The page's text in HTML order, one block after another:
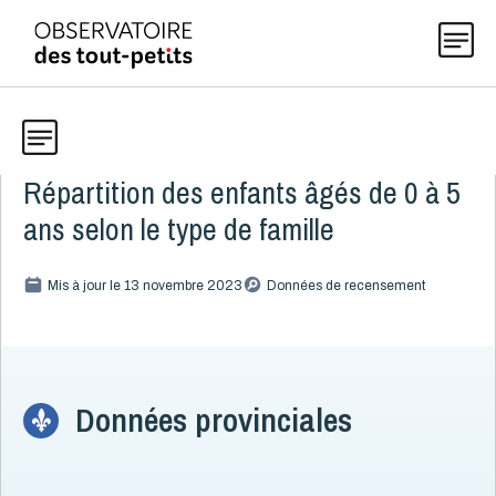
Thématiques
Explorer les données 0-5
Actualités
Données
Toute la liste (199)
Caractéristiques de la famille
Répartition des enfants âgés de 0 à 5
ans selon le type de famille
Mis à jour le 13 novembre 2023 Données de recensement
Données provinciales